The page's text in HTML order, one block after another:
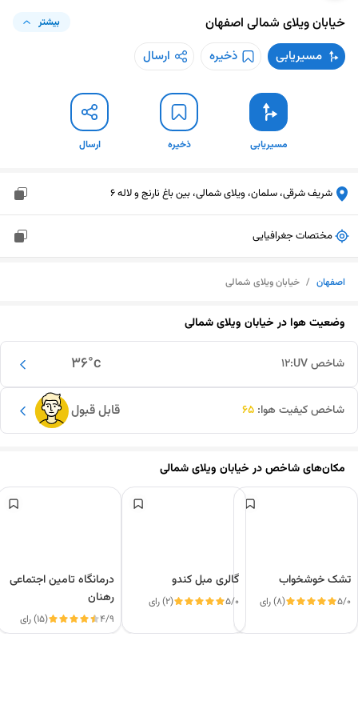
خیابان ویلای شمالی اصفهان بیشتر
مسیریابی ذخیره ارسال
مسیریابی ذخیره ارسال
شریف شرقی، سلمان، ویلای شمالی، بین باغ نارنج و لاله 6
مختصات جغرافیایی
اصفهان / خیابان ویلای شمالی
وضعیت هوا درخیابان ویلای شمالی
36°c شاخص UV: 12
قابل قبول شاخص کیفیت هوا: 65
مکان‌های شاخص درخیابان ویلای شمالی
تشک خوشخواب
5/0 (8) رای
گالری مبل کندو
5/0 (2) رای
درمانگاه تامین اجتماعی
رهنان
4/9 (15) رای